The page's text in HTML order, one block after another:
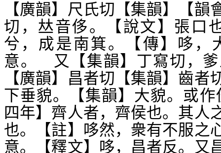
【廣韻】尺氏切【集韻】【
切， 𠀤音侈。【說文】張口
兮，成是南箕。【傳】哆
意。 又【集韻】丁寫切，
【廣韻】昌者切【集韻】齒者
下垂貌。【集韻】大貌。或
四年】齊人者，齊侯也。其人
也。【註】哆然，衆有不服之
意。【釋文】哆，昌者反。